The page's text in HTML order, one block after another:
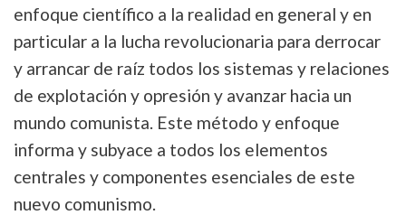
enfoque científico a la realidad en general y en
particular a la lucha revolucionaria para derrocar
y arrancar de raíz todos los sistemas y relaciones
de explotación y opresión y avanzar hacia un
mundo comunista. Este método y enfoque
informa y subyace a todos los elementos
centrales y componentes esenciales de este
nuevo comunismo.